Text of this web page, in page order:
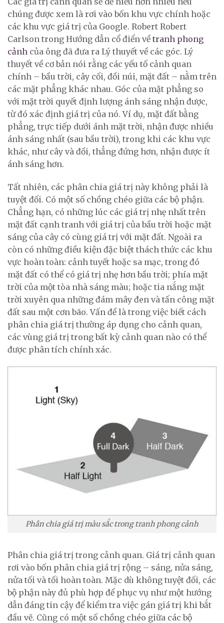
chúng được xem là rơi vào bốn khu vực chính hoặc
các khu vực giá trị của Google. Robert Robert
Carlson trong Hướng dẫn cổ điển vềtranh phong
cảnh của ông đã đưa ra Lý thuyết về các góc. Lý
thuyết về cơ bản nói rằng các yếu tố cảnh quan
chính – bầu trời, cây cối, đồi núi, mặt đất – nằm trên
các mặt phẳng khác nhau. Góc của mặt phẳng so
với mặt trời quyết định lượng ánh sáng nhận được,
từ đó xác định giá trị của nó. Ví dụ, mặt đất bằng
phẳng, trực tiếp dưới ánh mặt trời, nhận được nhiều
ánh sáng nhất (sau bầu trời), trong khi các khu vực
khác, như cây và đồi, thẳng đứng hơn, nhận được ít
ánh sáng hơn.
Tất nhiên, các phân chia giá trị này không phải là
tuyệt đối. Có một số chồng chéo giữa các bộ phận.
Chẳng hạn, có những lúc các giá trị nhẹ nhất trên
mặt đất cạnh tranh với giá trị của bầu trời hoặc mặt
sáng của cây có cùng giá trị với mặt đất. Ngoài ra
còn có những điều kiện đặc biệt thách thức các khu
vực hoàn toàn: cảnh tuyết hoặc sa mạc, trong đó
mặt đất có thể có giá trị nhẹ hơn bầu trời; phía mặt
trời của một tòa nhà sáng màu; hoặc tia nắng mặt
trời xuyên qua những đám mây đen và tấn công mặt
đất sau một cơn bão. Vấn đề là trong việc biết cách
phân chia giá trị thường áp dụng cho cảnh quan,
các vùng giá trị trong bất kỳ cảnh quan nào có thể
được phân tích chính xác.
Phân chia giá trị màu sắc trong tranh phong cảnh
Phân chia giá trị trong cảnh quan. Giá trị cảnh quan
rơi vào bốn phân chia giá trị rộng – sáng, nửa sáng,
nửa tối và tối hoàn toàn. Mặc dù không tuyệt đối, các
bộ phận này đủ phù hợp để phục vụ như một hướng
dẫn đáng tin cậy để kiểm tra việc gán giá trị khi bắt
đầu vẽ. Cũng có một số chồng chéo giữa các bộ